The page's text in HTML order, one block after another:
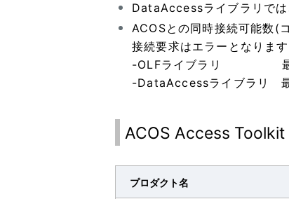
DataAccessライブラリで
ACOSとの同時接続可能数(
接続要求はエラーとなります
-OLFライブラリ 最
-DataAccessライブラリ
ACOS Access
プロダクト名